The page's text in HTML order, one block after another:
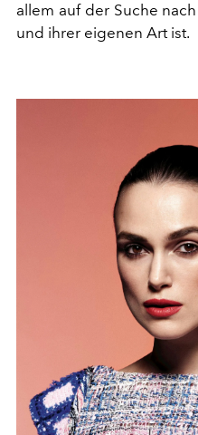
allem auf der Suche
und ihrer eigenen Art ist.